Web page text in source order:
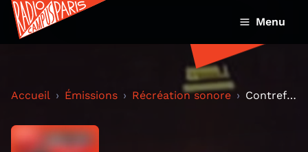
Menu
Accueil Émissions Récréation sonore ContrefaSon : Véronique Macary, le